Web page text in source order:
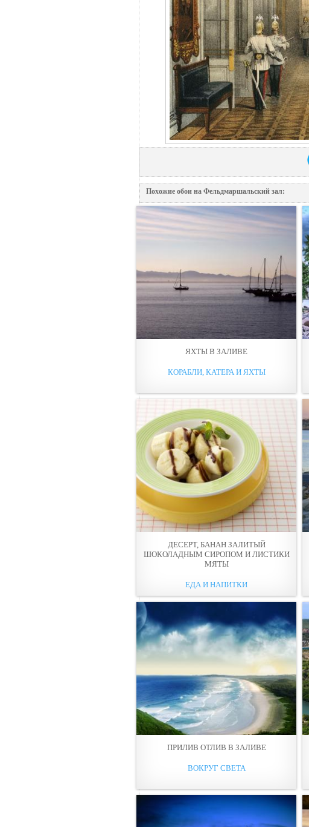
Похожие обои на Фельдмаршальский зал:
ЯХТЫ В ЗАЛИВЕ
КОРАБЛИ, КАТЕРА И ЯХТЫ
ДЕСЕРТ, БАНАН ЗАЛИТЫЙ
ШОКОЛАДНЫМ СИРОПОМ И ЛИСТИКИ
МЯТЫ
ЕДА И НАПИТКИ
ПРИЛИВ ОТЛИВ В ЗАЛИВЕ
ВОКРУГ СВЕТА